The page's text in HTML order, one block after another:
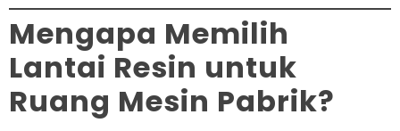
Mengapa Memilih
Lantai Resin untuk
Ruang Mesin Pabrik?